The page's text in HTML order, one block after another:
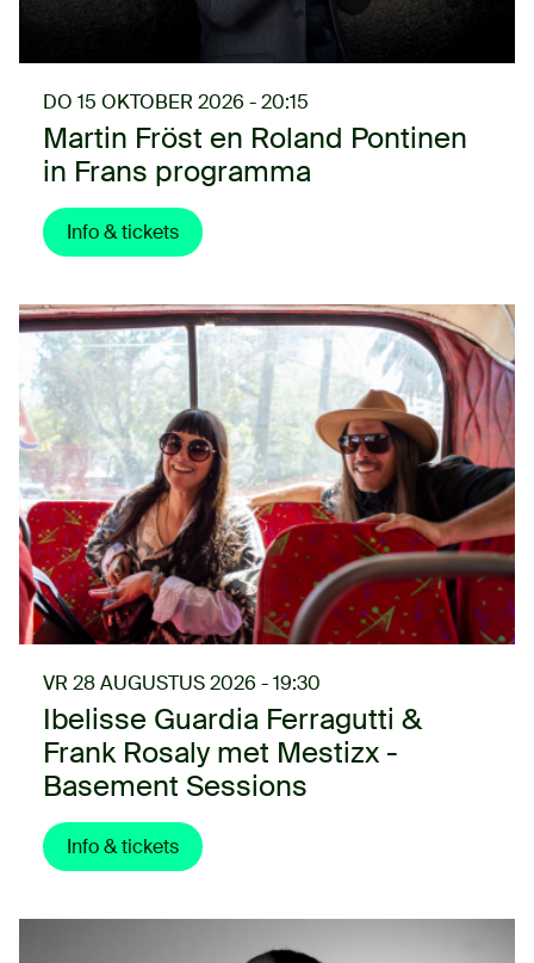
DO 15 OKTOBER 2026 - 20:15
Martin Fröst en Roland Pontinen
in Frans programma
Info & tickets
VR 28 AUGUSTUS 2026 - 19:30
Ibelisse Guardia Ferragutti &
Frank Rosaly met Mestizx -
Basement Sessions
Info & tickets